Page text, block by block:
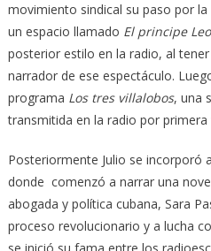
movimiento sindical su paso por
un espacio llamado El principe
posterior estilo en la radio, al
narrador de ese espectáculo.
programa Los tres villalobos, una
transmitida en la radio por primera
Posteriormente Julio se incorporó
donde comenzó a narrar una
abogada y política cubana, Sara
proceso revolucionario y a lucha